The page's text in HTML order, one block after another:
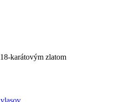
karátovým zlatom